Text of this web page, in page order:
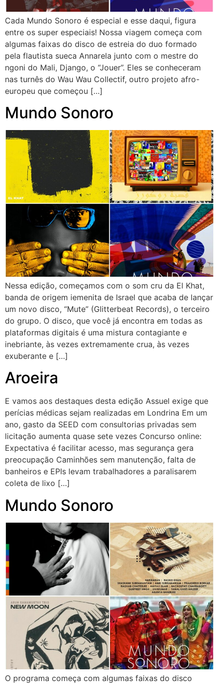
Cada Mundo Sonoro é especial e esse daqui, figura
entre os super especiais! Nossa viagem começa com
algumas faixas do disco de estreia do duo formado
pela flautista sueca Annarela junto com o mestre do
ngoni do Mali, Django, o “Jouer”. Eles se conheceram
nas turnês do Wau Wau Collectif, outro projeto afro-
europeu que começou […]
Mundo Sonoro
Nessa edição, começamos com o som cru da El Khat,
banda de origem iemenita de Israel que acaba de lançar
um novo disco, “Mute” (Glitterbeat Records), o terceiro
do grupo. O disco, que você já encontra em todas as
plataformas digitais é uma mistura contagiante e
inebriante, às vezes extremamente crua, às vezes
exuberante e […]
Aroeira
E vamos aos destaques desta edição Assuel exige que
perícias médicas sejam realizadas em Londrina Em um
ano, gasto da SEED com consultorias privadas sem
licitação aumenta quase sete vezes Concurso online:
Expectativa é facilitar acesso, mas segurança gera
preocupação Caminhões sem manutenção, falta de
banheiros e EPIs levam trabalhadores a paralisarem
coleta de lixo […]
Mundo Sonoro
O programa começa com algumas faixas do disco